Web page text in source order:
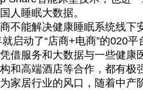
人睡眠大数据。
不能解决健康睡眠系统线下
启动了“店商+电商”的020平
借服务和大数据与一些健康
和高端酒店等合作，都有极
家居行业的风口，随着中产